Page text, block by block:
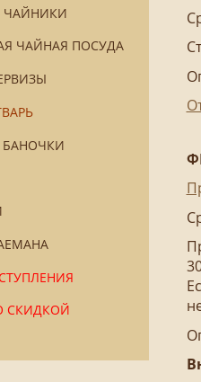
ЧАЙНИКИ
ЧАЙНАЯ ПОСУДА
СКИДКОЙ